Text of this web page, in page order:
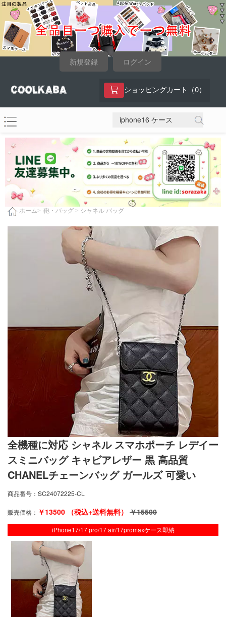
新規登録 ログイン
ショッピングカート（ 0）
ホーム> 鞄・バッグ > シャネル バッグ
全機種に対応 シャネル スマホポーチ レデイー
スミニバッグ キャビアレザー 黒 高品質
CHANELチェーンバッグ ガールズ 可愛い
商品番号： SC24072225-CL
販売価格： ￥13500 （税込+送料無料） ￥15500
iPhone17/17 pro/17 air/17promaxケース即納